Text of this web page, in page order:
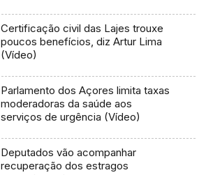
Certificação civil das Lajes trouxe
poucos benefícios, diz Artur Lima
(Vídeo)
Parlamento dos Açores limita taxas
moderadoras da saúde aos
serviços de urgência (Vídeo)
Deputados vão acompanhar
recuperação dos estragos